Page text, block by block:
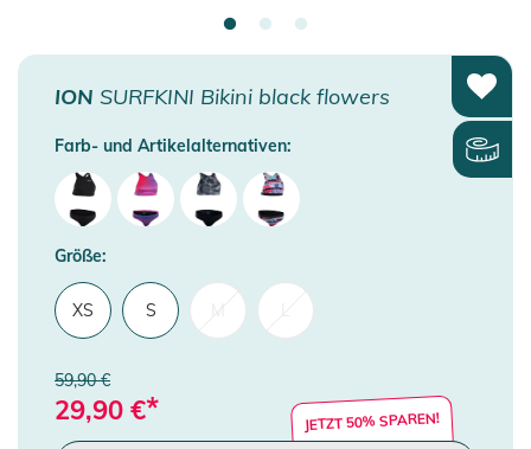
ION SURFKINI Bikini black flowers
Farb- und Artikelalternativen:
Größe:
XS S
59,90 €
29,90 €* JETZT 50% SPAREN!